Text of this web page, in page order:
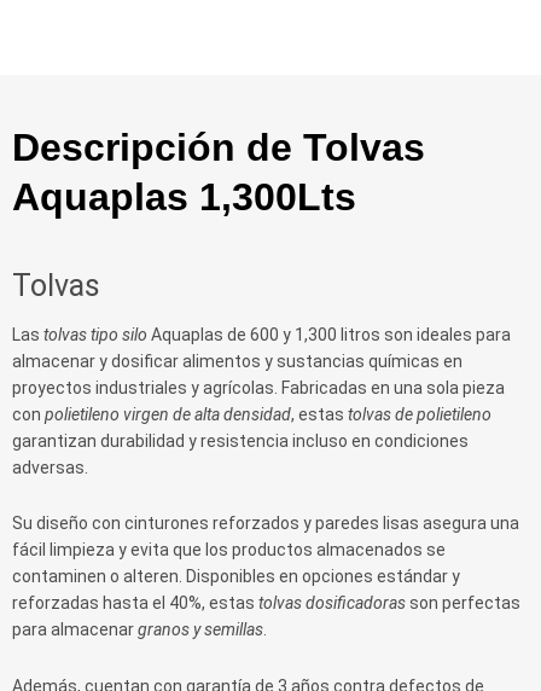
Descripción de Tolvas
Aquaplas 1,300Lts
Tolvas
Las tolvas tipo silo Aquaplas de 600 y 1,300 litros son ideales para
almacenar y dosificar alimentos y sustancias químicas en
proyectos industriales y agrícolas. Fabricadas en una sola pieza
con polietileno virgen de alta densidad, estas tolvas de polietileno
garantizan durabilidad y resistencia incluso en condiciones
adversas.
Su diseño con cinturones reforzados y paredes lisas asegura una
fácil limpieza y evita que los productos almacenados se
contaminen o alteren. Disponibles en opciones estándar y
reforzadas hasta el 40%, estas tolvas dosificadorasson perfectas
para almacenargranos y semillas
Además, cuentan con garantía de 3 años contra defectos de